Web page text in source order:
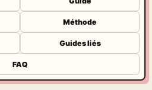
Méthode
Guides liés
FAQ